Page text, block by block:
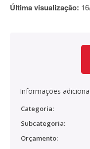
Última visualização:
Informações
Categoria:
Subcategoria:
Orçamento: